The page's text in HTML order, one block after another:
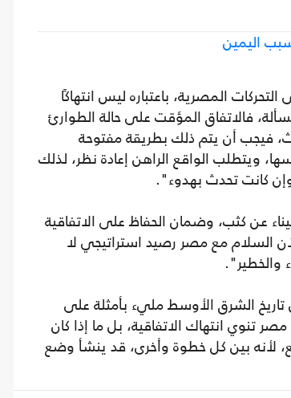
المصرية، باعتباره ليس انتهاكًا
فالاتفاق المؤقت على حالة الطوارئ
فيجب أن يتم ذلك بطريقة مفتوحة
ويتطلب الواقع الراهن إعادة نظر، لذلك
كانت تحدث بهدوء".
عن كثب، وضمان الحفاظ على الاتفاقية
السلام مع مصر رصيد استراتيجي لا
والخطير".
الشرق الأوسط مليء بأمثلة على
تنوي انتهاك الاتفاقية، بل ما إذا كان
لأنه بين كل خطوة وأخرى، قد ينشأ وضع